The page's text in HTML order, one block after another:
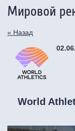
Мировой
« Назад
World